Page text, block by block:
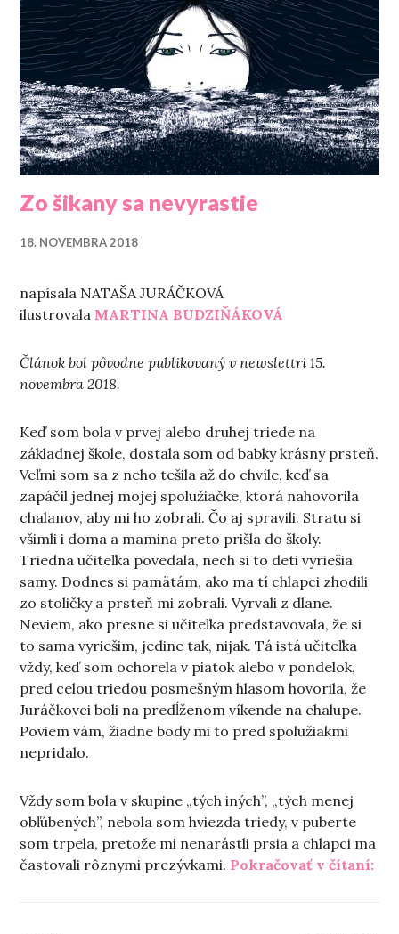
Zo šikany sa nevyrastie
18. NOVEMBRA 2018
napísala NATAŠA JURÁČKOVÁ
ilustrovala MARTINA BUDZIŇÁKOVÁ
Článok bol pôvodne publikovaný v newslettri 15.
novembra 2018.
Keď som bola v prvej alebo druhej triede na
základnej škole, dostala som od babky krásny prsteň.
Veľmi som sa z neho tešila až do chvíle, keď sa
zapáčil jednej mojej spolužiačke, ktorá nahovorila
chalanov, aby mi ho zobrali. Čo aj spravili. Stratu si
všimli i doma a mamina preto prišla do školy.
Triedna učiteľka povedala, nech si to deti vyriešia
samy. Dodnes si pamätám, ako ma tí chlapci zhodili
zo stoličky a prsteň mi zobrali. Vyrvali z dlane.
Neviem, ako presne si učiteľka predstavovala, že si
to sama vyriešim, jedine tak, nijak. Tá istá učiteľka
vždy, keď som ochorela v piatok alebo v pondelok,
pred celou triedou posmešným hlasom hovorila, že
Juráčkovci boli na predĺženom víkende na chalupe.
Poviem vám, žiadne body mi to pred spolužiakmi
nepridalo.
Vždy som bola v skupine „tých iných”, „tých menej
obľúbených”, nebola som hviezda triedy, v puberte
som trpela, pretože mi nenarástli prsia a chlapci ma
častovali rôznymi prezývkami. Pokračovať v čítaní: